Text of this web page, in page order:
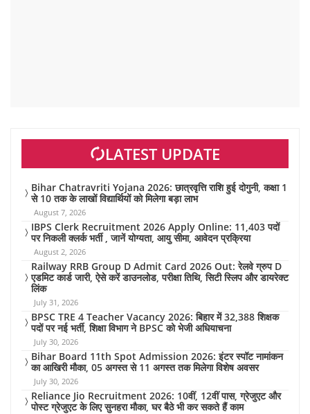
LATEST UPDATE
Bihar Chatravriti Yojana 2026: छात्रवृत्ति राशि हुई दोगुनी, कक्षा 1
से 10 तक के लाखों विद्यार्थियों को मिलेगा बड़ा लाभ
August 7, 2026
IBPS Clerk Recruitment 2026 Apply Online: 11,403 पदों
पर निकली क्लर्क भर्ती , जानें योग्यता, आयु सीमा, आवेदन प्रक्रिया
August 2, 2026
Railway RRB Group D Admit Card 2026 Out: रेलवे ग्रुप D
एडमिट कार्ड जारी, ऐसे करें डाउनलोड, परीक्षा तिथि, सिटी स्लिप और डायरेक्ट
लिंक
July 31, 2026
BPSC TRE 4 Teacher Vacancy 2026: बिहार में 32,388 शिक्षक
पदों पर नई भर्ती, शिक्षा विभाग ने BPSC को भेजी अधियाचना
July 30, 2026
Bihar Board 11th Spot Admission 2026: इंटर स्पॉट नामांकन
का आखिरी मौका, 05 अगस्त से 11 अगस्त तक मिलेगा विशेष अवसर
July 30, 2026
Reliance Jio Recruitment 2026: 10वीं, 12वीं पास, ग्रेजुएट और
पोस्ट ग्रेजुएट के लिए सुनहरा मौका, घर बैठे भी कर सकते हैं काम